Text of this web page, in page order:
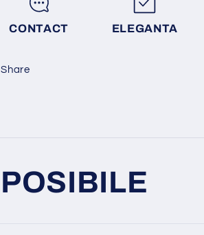
CONTACT ELEGANTA
Share